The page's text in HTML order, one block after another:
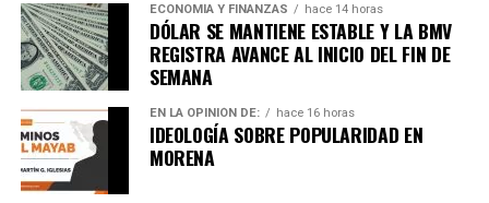
ECONOMÍA Y FINANZAS hace 14 horas
DÓLAR SE MANTIENE ESTABLE Y LA BMV
REGISTRA AVANCE AL INICIO DEL FIN DE
SEMANA
EN LA OPINIÓN DE: hace 16 horas
IDEOLOGÍA SOBRE POPULARIDAD EN
MORENA